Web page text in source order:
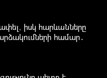
իսկ հարևանները
համար․